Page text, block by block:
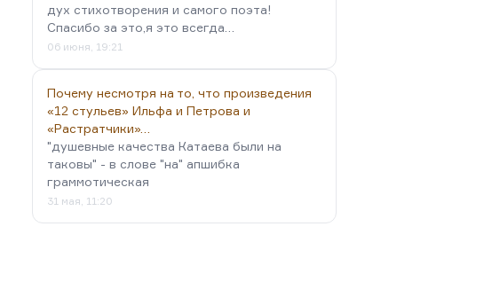
дух стихотворения и самого поэта!
Спасибо за это,я это всегда…
06 июня, 19:21
Почему несмотря на то, что произведения
«12 стульев» Ильфа и Петрова и
«Растратчики»…
"душевные качества Катаева были на
таковы" - в слове "на" апшибка
граммотическая
31 мая, 11:20